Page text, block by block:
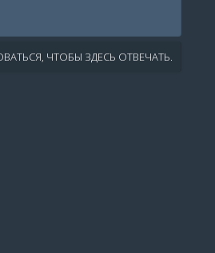
ЧТОБЫ ЗДЕСЬ ОТВЕЧАТЬ.